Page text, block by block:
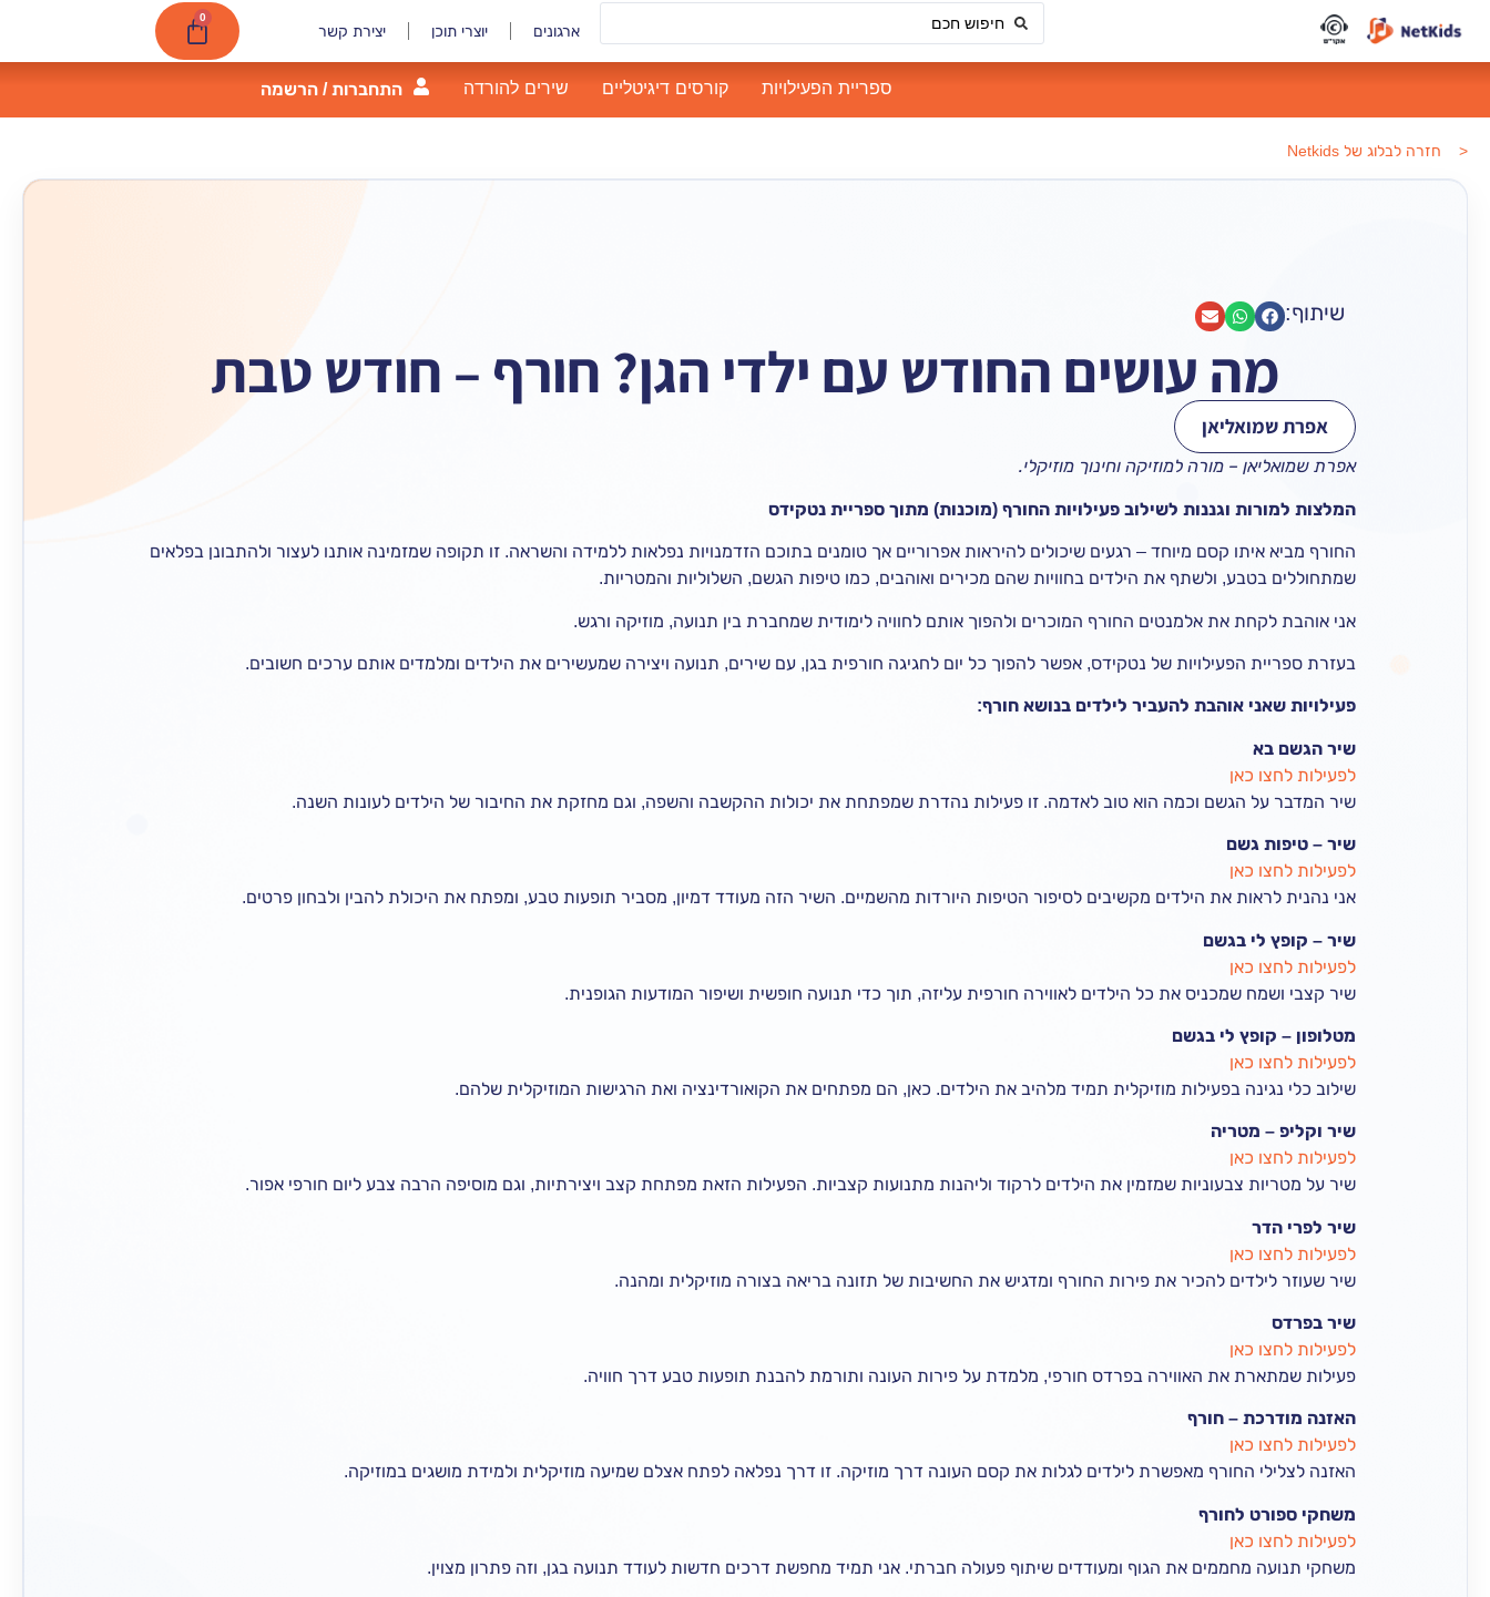
ארגונים יוצרי תוכן יצירת קשר
0
ספריית הפעילויות קורסים דיגיטליים שירים להורדה התחברות / הרשמה
< חזרה לבלוג של Netkids
שיתוף:
מה עושים החודש עם ילדי הגן? חורף – חודש טבת
אפרת שמואליאן
אפרת שמואליאן – מורה למוזיקה וחינוך מוזיקלי.
המלצות למורות וגננות לשילוב פעילויות החורף (מוכנות) מתוך ספריית נטקידס
החורף מביא איתו קסם מיוחד – רגעים שיכולים להיראות אפרוריים אך טומנים בתוכם הזדמנויות נפלאות ללמידה והשראה. זו תקופה שמזמינה אותנו לעצור ולהתבונן בפלאים
שמתחוללים בטבע, ולשתף את הילדים בחוויות שהם מכירים ואוהבים, כמו טיפות הגשם, השלוליות והמטריות.
אני אוהבת לקחת את אלמנטים החורף המוכרים ולהפוך אותם לחוויה לימודית שמחברת בין תנועה, מוזיקה ורגש.
בעזרת ספריית הפעילויות של נטקידס, אפשר להפוך כל יום לחגיגה חורפית בגן, עם שירים, תנועה ויצירה שמעשירים את הילדים ומלמדים אותם ערכים חשובים.
פעילויות שאני אוהבת להעביר לילדים בנושא חורף:
שיר הגשם בא
לפעילות לחצו כאן
שיר המדבר על הגשם וכמה הוא טוב לאדמה. זו פעילות נהדרת שמפתחת את יכולות ההקשבה והשפה, וגם מחזקת את החיבור של הילדים לעונות השנה.
שיר – טיפות גשם
לפעילות לחצו כאן
אני נהנית לראות את הילדים מקשיבים לסיפור הטיפות היורדות מהשמיים. השיר הזה מעודד דמיון, מסביר תופעות טבע, ומפתח את היכולת להבין ולבחון פרטים.
שיר – קופץ לי בגשם
לפעילות לחצו כאן
שיר קצבי ושמח שמכניס את כל הילדים לאווירה חורפית עליזה, תוך כדי תנועה חופשית ושיפור המודעות הגופנית.
מטלופון – קופץ לי בגשם
לפעילות לחצו כאן
שילוב כלי נגינה בפעילות מוזיקלית תמיד מלהיב את הילדים. כאן, הם מפתחים את הקואורדינציה ואת הרגישות המוזיקלית שלהם.
שיר וקליפ – מטריה
לפעילות לחצו כאן
שיר על מטריות צבעוניות שמזמין את הילדים לרקוד וליהנות מתנועות קצביות. הפעילות הזאת מפתחת קצב ויצירתיות, וגם מוסיפה הרבה צבע ליום חורפי אפור.
שיר לפרי הדר
לפעילות לחצו כאן
שיר שעוזר לילדים להכיר את פירות החורף ומדגיש את החשיבות של תזונה בריאה בצורה מוזיקלית ומהנה.
שיר בפרדס
לפעילות לחצו כאן
פעילות שמתארת את האווירה בפרדס חורפי, מלמדת על פירות העונה ותורמת להבנת תופעות טבע דרך חוויה.
האזנה מודרכת – חורף
לפעילות לחצו כאן
האזנה לצלילי החורף מאפשרת לילדים לגלות את קסם העונה דרך מוזיקה. זו דרך נפלאה לפתח אצלם שמיעה מוזיקלית ולמידת מושגים במוזיקה.
משחקי ספורט לחורף
לפעילות לחצו כאן
משחקי תנועה מחממים את הגוף ומעודדים שיתוף פעולה חברתי. אני תמיד מחפשת דרכים חדשות לעודד תנועה בגן, וזה פתרון מצוין.